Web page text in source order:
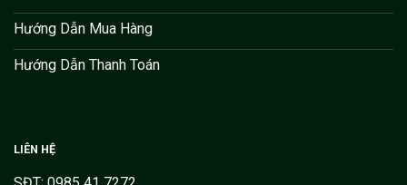
Hướng Dẫn Mua Hàng
Hướng Dẫn Thanh Toán
LIÊN HỆ